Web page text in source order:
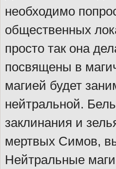
необходимо
общественных
просто так она
посвящены в
магией будет
нейтральной.
заклинания и
мертвых Симов,
Нейтральные